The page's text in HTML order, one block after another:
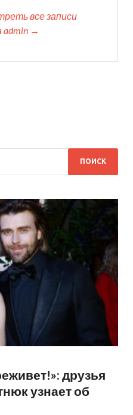
все записи
admin →
друзья
узнает об